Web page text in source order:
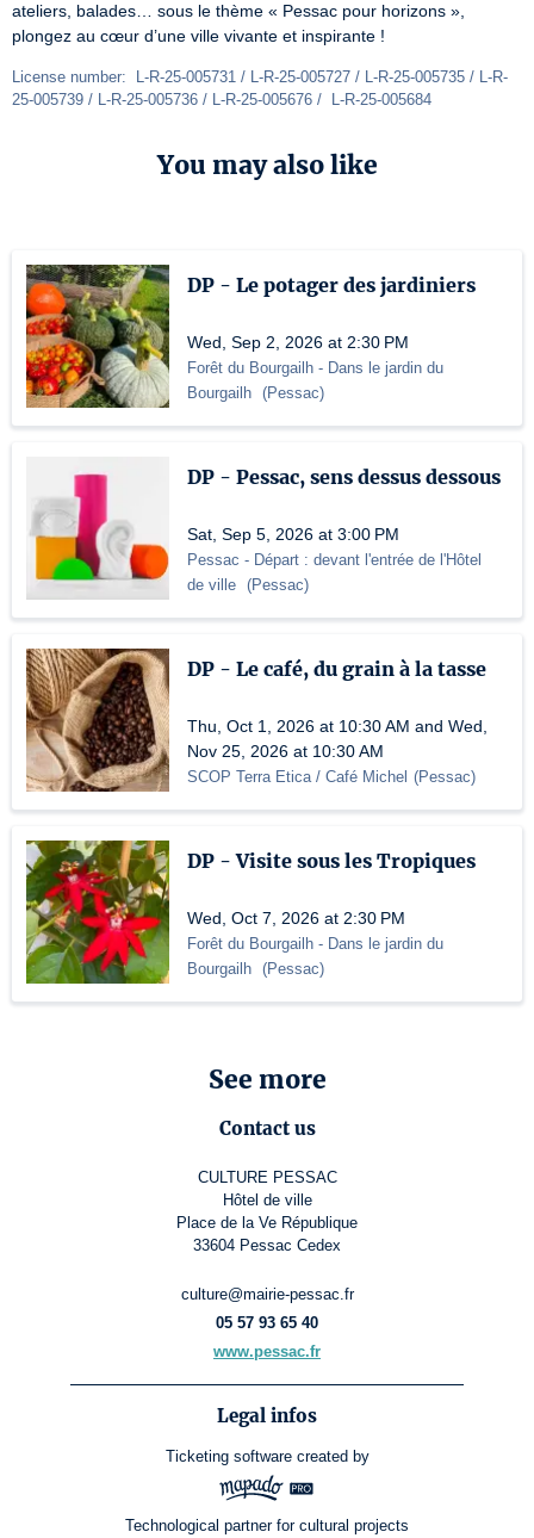
ateliers, balades… sous le thème « Pessac pour horizons »,
plongez au cœur d’une ville vivante et inspirante !
License number:  L-R-25-005731 / L-R-25-005727 / L-R-25-005735 / L-R-
25-005739 / L-R-25-005736 / L-R-25-005676 /  L-R-25-005684
You may also like
DP - Le potager des jardiniers
Wed, Sep 2, 2026 at 2:30 PM
Forêt du Bourgailh - Dans le jardin du
Bourgailh (Pessac)
DP - Pessac, sens dessus dessous
Sat, Sep 5, 2026 at 3:00 PM
Pessac - Départ : devant l'entrée de l'Hôtel
de ville (Pessac)
DP - Le café, du grain à la tasse
Thu, Oct 1, 2026 at 10:30 AM and Wed,
Nov 25, 2026 at 10:30 AM
SCOP Terra Etica / Café Michel (Pessac)
DP - Visite sous les Tropiques
Wed, Oct 7, 2026 at 2:30 PM
Forêt du Bourgailh - Dans le jardin du
Bourgailh (Pessac)
See more
Contact us
CULTURE PESSAC
Hôtel de ville
Place de la Ve République
33604 Pessac Cedex
culture@mairie-pessac.fr
05 57 93 65 40
www.pessac.fr
Legal infos
Ticketing software created by
Technological partner for cultural projects